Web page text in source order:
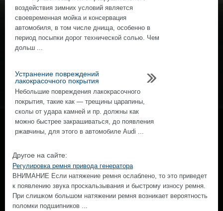
воздействия зимних условий является
своевременная мойка и консервация
автомобиля, в том числе днища, особенно в
период посыпки дорог технической солью. Чем
дольш ...
Устранение повреждений
лакокрасочного покрытия
Небольшие повреждения лакокрасочного
покрытия, такие как — трещины царапины,
сколы от удара камней и пр. должны как
можно быстрее закрашиваться, до появления
ржавчины, для этого в автомобиле Audi ...
Другое на сайте:
Регулировка ремня привода генератора
ВНИМАНИЕ Если натяжение ремня ослаблено, то это приведет
к появлению звука проскальзывания и быстрому износу ремня.
При слишком большом натяжении ремня возникает вероятность
поломки подшипников ...